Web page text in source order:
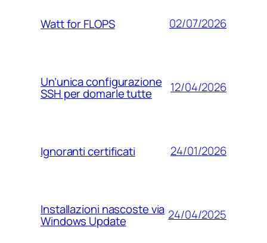
Watt for FLOPS 02/07/2026
Un’unica configurazione
SSH per domarle tutte 12/04/2026
Ignoranti certificati 24/01/2026
Installazioni nascoste via
Windows Update 24/04/2025